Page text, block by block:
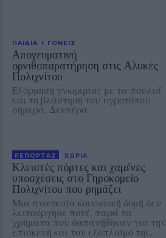
ΠΑΙΔΙΑ + ΓΟΝΕΙΣ
Απογευματινή
ορνιθοπαρατήρηση στις Αλυκές
Πολιχνίτου
Εξόρμηση γνωριμίας με τα πουλιά
και τη βλάστηση του υγροτόπου
σήμερα, Δευτέρα
ΡΕΠΟΡΤΑΖ ΧΩΡΙΑ
Κλειστές πόρτες και χαμένες
υποσχέσεις στο Γηροκομείο
Πολιχνίτου που ρημάζει
Μια αναγκαία κοινωνική δομή δεν
λειτούργησε ποτέ, παρά τα
χρήματα που δαπανήθηκαν για την
επισκευή και τον εξοπλισμό της,